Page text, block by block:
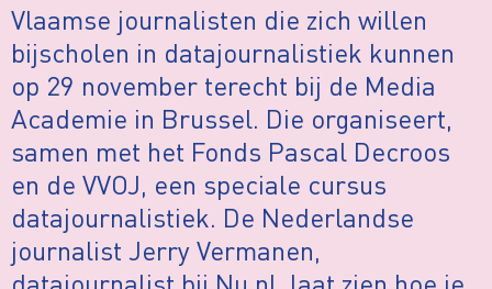
Vlaamse journalisten die zich willen
bijscholen in datajournalistiek kunnen
op 29 november terecht bij de Media
Academie in Brussel. Die organiseert,
samen met het Fonds Pascal Decroos
en de VVOJ, een speciale cursus
datajournalistiek. De Nederlandse
journalist Jerry Vermanen,